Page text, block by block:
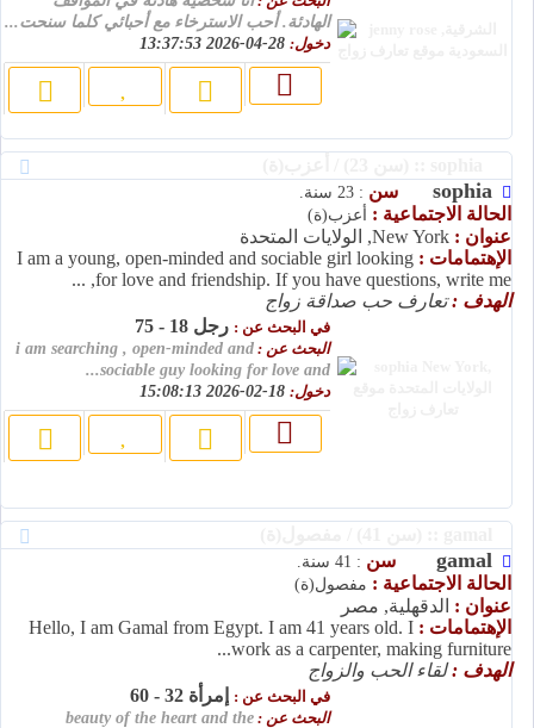
الهادئة. أحب الاسترخاء مع أحبائي كلما سنحت...
دخول:
sophia سن : 23 سنة.
الحالة الاجتماعية : أعزب(ة)
عنوان : New York, الولايات المتحدة
الإهتمامات : I am a young, open-minded and sociable girl looking
for love and friendship. If you have questions, write me, ...
الهدف :تعارف حب صداقة زواج
في البحث عن : رجل 18 - 75
البحث عن : i am searching , open-minded and
sociable guy looking for love and...
دخول:
gamal سن : 41 سنة.
الحالة الاجتماعية : مفصول(ة)
عنوان : الدقهلية, مصر
الإهتمامات : Hello, I am Gamal from Egypt. I am 41 years old. I
work as a carpenter, making furniture...
الهدف :لقاء الحب والزواج
في البحث عن : إمرأة 32 - 60
البحث عن : beauty of the heart and the